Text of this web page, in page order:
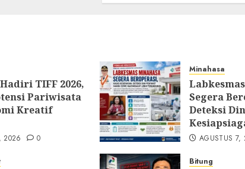
TIFF 2026,
Pariwisata
Kreatif
2026 0
Minahasa
Segera
Deteksi
AGUSTUS 7,
Bitung